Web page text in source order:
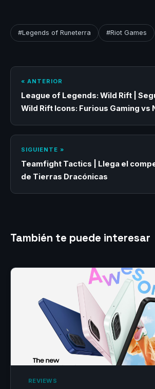
a los invasores. Por ello,
con la llegada de la
#Legends of Runeterra #Riot Games
« ANTERIOR
League of Legends: Wild Rift |
Wild Rift Icons: Furious Gaming vs
SIGUIENTE »
Teamfight Tactics | Llega el
de Tierras Dracónicas
También te puede interesar
‎ REVIEWS‎